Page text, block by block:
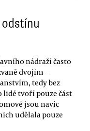
nádraží často
dvojím —
tedy bez
tvoří pouze část
jsou navíc
udělala pouze